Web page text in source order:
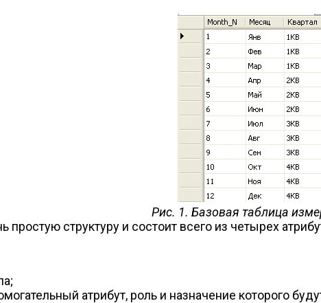
Рис. 1. Базовая таблица
простую структуру и состоит всего из четырех
атрибут, роль и назначение которого